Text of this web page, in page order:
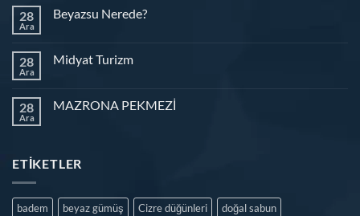
28
Ara
Beyazsu Nerede?
28
Ara
Midyat Turizm
28
Ara
MAZRONA PEKMEZİ
ETIKETLER
badem beyaz gümüş Cizre düğünleri
doğal sabun